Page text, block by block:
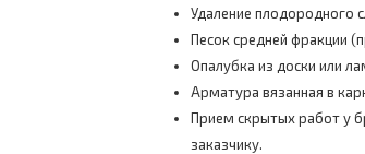
Удаление плодородного
Песок средней фракции
Опалубка из доски или
Арматура вязанная в
Прием скрытых работ у
заказчику.